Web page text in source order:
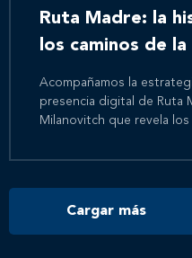
Ruta Madre: la
los caminos de la
Acompañamos la
presencia digital de Ruta
Milanovitch que revela
Cargar más